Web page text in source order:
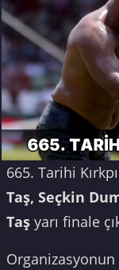
665. Tarihi
Taş, Seçkin
Taş yarı finale